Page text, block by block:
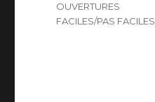
OUVERTURES
FACILES/PAS FACILES